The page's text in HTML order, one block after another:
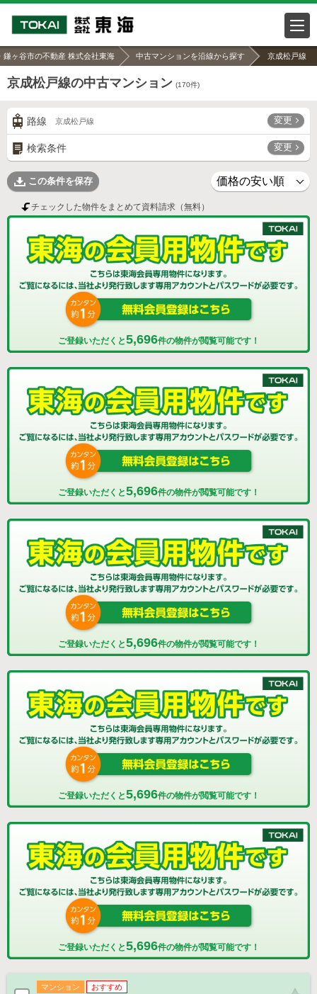
鎌ヶ谷市の不動産 株式会社東海 中古マンションを沿線から探す 京成松戸線
京成松戸線の中古マンション (170件)
路線 京成松戸線 変更
検索条件 変更
この条件を保存
チェックした物件をまとめて資料請求（無料）
ご登録いただくと5,696件の物件が閲覧可能です！
ご登録いただくと5,696件の物件が閲覧可能です！
ご登録いただくと5,696件の物件が閲覧可能です！
ご登録いただくと5,696件の物件が閲覧可能です！
ご登録いただくと5,696件の物件が閲覧可能です！
マンション おすすめ